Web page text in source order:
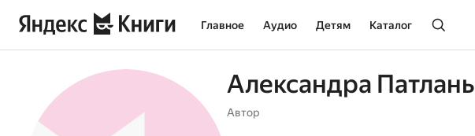
Главное Аудио Детям Каталог
Александра Патлань
Автор